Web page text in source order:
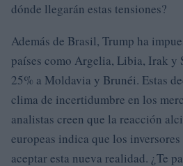
dónde llegarán estas tensiones?
Además de Brasil, Trump ha
países como Argelia, Libia, Irak y
25% a Moldavia y Brunéi. Estas
clima de incertidumbre en los
analistas creen que la reacción
europeas indica que los
aceptar esta nueva realidad. ¿Te